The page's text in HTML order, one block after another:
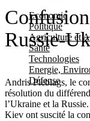
Economie
Politique
Agriculture et
Santé
Technologies
Energie,
Défense
Russie-
Andris Pieblags, le
résolution du
l’Ukraine et la
Kiev ont suscité la